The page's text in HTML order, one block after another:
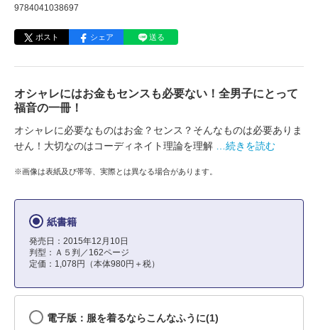
9784041038697
ポスト シェア 送る
オシャレにはお金もセンスも必要ない！全男子にとって
福音の一冊！
オシャレに必要なものはお金？センス？そんなものは必要ありま
せん！大切なのはコーディネイト理論を理解
…続きを読む
※画像は表紙及び帯等、実際とは異なる場合があります。
紙書籍
発売日：2015年12月10日
判型：Ａ５判／162ページ
定価：1,078円（本体980円＋税）
電子版：服を着るならこんなふうに(1)